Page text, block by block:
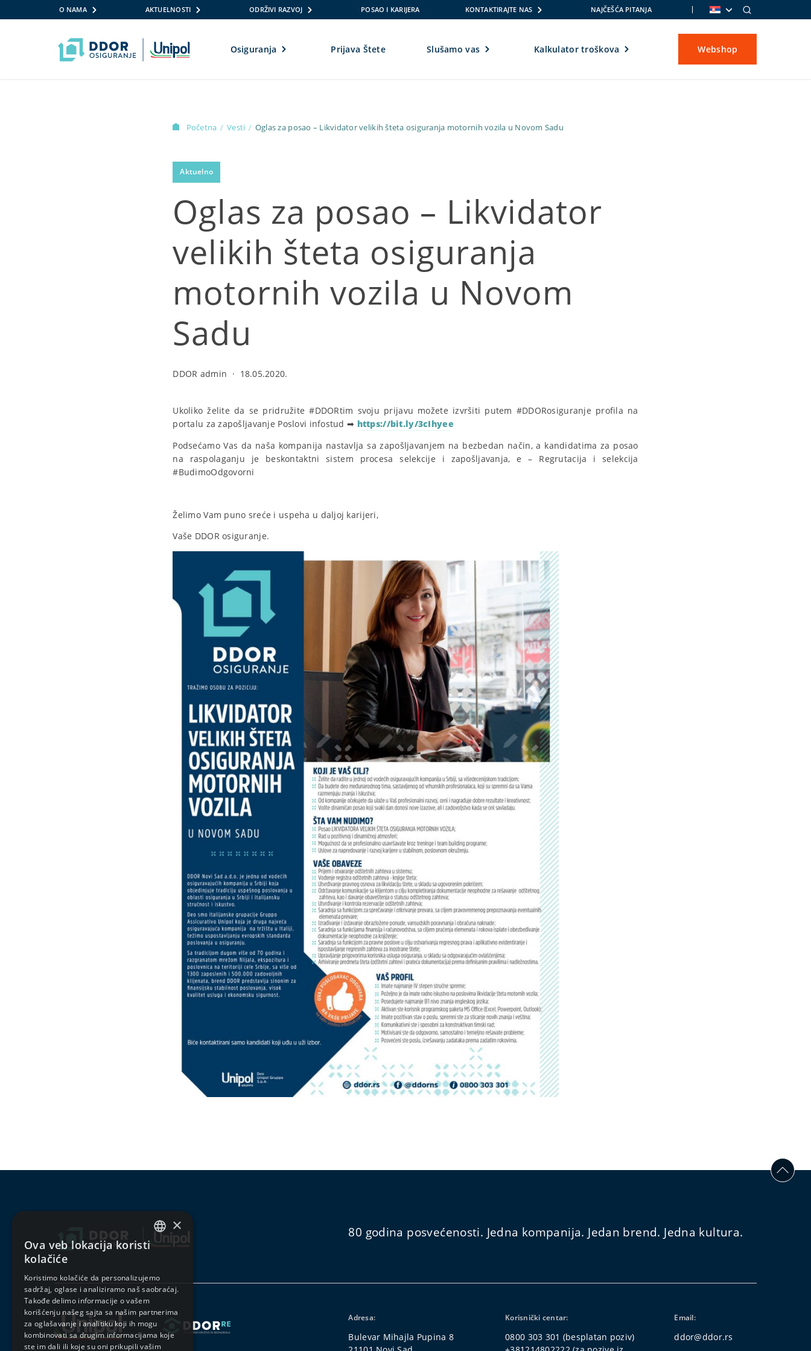
O NAMA AKTUELNOSTI ODRŽIVI RAZVOJ POSAO I KARIJERA KONTAKTIRAJTE NAS NAJČEŠĆA PITANJA
Osiguranja Prijava Štete Slušamo vas Kalkulator troškova Webshop
Početna / Vesti / Oglas za posao – Likvidator velikih šteta osiguranja motornih vozila u Novom Sadu
Aktuelno
Oglas za posao – Likvidator
velikih šteta osiguranja
motornih vozila u Novom
Sadu
DDOR admin · 18.05.2020.
Ukoliko želite da se pridružite #DDORtim svoju prijavu možete izvršiti putem #DDORosiguranje profila na
portalu za zapošljavanje Poslovi infostud ➡ https://bit.ly/3cIhyee
Podsećamo Vas da naša kompanija nastavlja sa zapošljavanjem na bezbedan način, a kandidatima za posao
na raspolaganju je beskontaktni sistem procesa selekcije i zapošljavanja, e – Regrutacija i selekcija
#BudimoOdgovorni
Želimo Vam puno sreće i uspeha u daljoj karijeri,
Vaše DDOR osiguranje.
80 godina posvećenosti. Jedna kompanija. Jedan brend. Jedna kultura.
Adresa:
Bulevar Mihajla Pupina 8
Korisnički centar:
0800 303 301 (besplatan poziv)
Email:
ddor@ddor.rs
SERBIAN
×
Ova veb lokacija koristi
kolačiće
Koristimo kolačiće da personalizujemo
sadržaj, oglase i analiziramo naš saobraćaj.
Takođe delimo informacije o vašem
korišćenju našeg sajta sa našim partnerima
za oglašavanje i analitiku koji ih mogu
kombinovati sa drugim informacijama koje
ste im dali ili koje su oni prikupili vašim